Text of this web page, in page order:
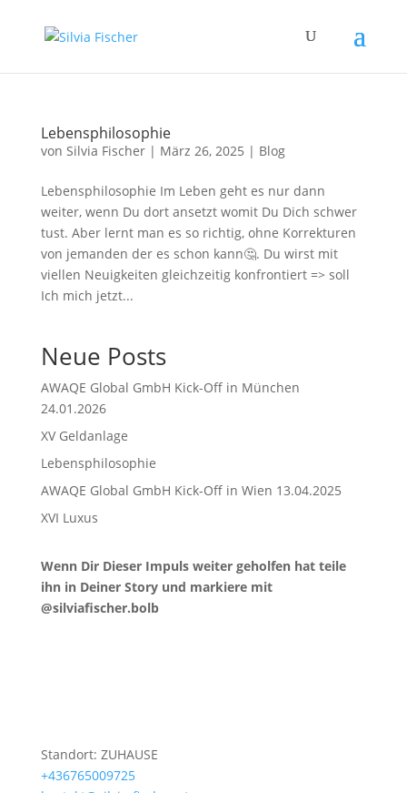
Lebensphilosophie
von Silvia Fischer| März 26, 2025 | Blog
Lebensphilosophie Im Leben geht es nur dann
weiter, wenn Du dort ansetzt womit Du Dich schwer
tust. Aber lernt man es so richtig, ohne Korrekturen
von jemanden der es schon kann🤔. Du wirst mit
viellen Neuigkeiten gleichzeitig konfrontiert => soll
Ich mich jetzt...
Neue Posts
AWAQE Global GmbH Kick-Off in München
24.01.2026
XV Geldanlage
Lebensphilosophie
AWAQE Global GmbH Kick-Off in Wien 13.04.2025
XVI Luxus
Wenn Dir Dieser Impuls weiter geholfen hat teile
ihn in Deiner Story und markiere mit
@silviafischer.bolb
Standort: ZUHAUSE
+436765009725